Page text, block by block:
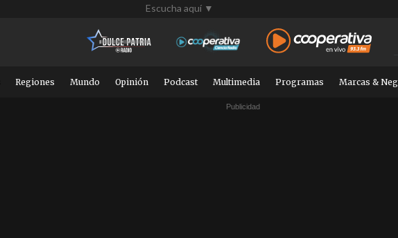
Escucha aquí ▼
Regiones Mundo Opinión Podcast Multimedia Programas Marcas &